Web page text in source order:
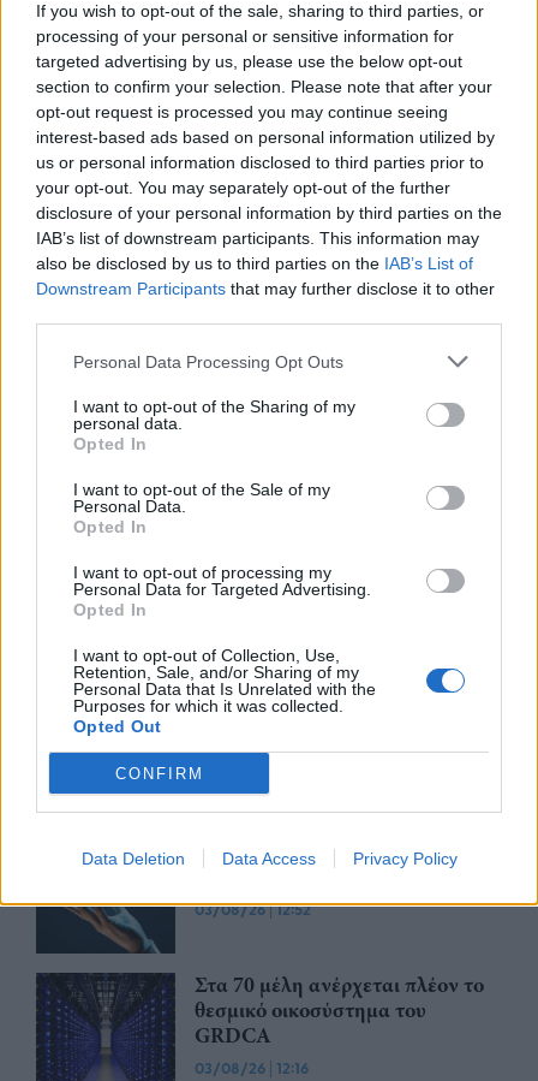
If you wish to opt-out of the sale, sharing to third parties, or
processing of your personal or sensitive information for
targeted advertising by us, please use the below opt-out
section to confirm your selection. Please note that after your
opt-out request is processed you may continue seeing
interest-based ads based on personal information utilized by
us or personal information disclosed to third parties prior to
your opt-out. You may separately opt-out of the further
disclosure of your personal information by third parties on the
IAB’s list of downstream participants. This information may
also be disclosed by us to third parties on the IAB’s List of
Downstream Participants that may further disclose it to other
Personal Data Processing Opt Outs
I want to opt-out of the Sharing of my
personal data.
Opted In
I want to opt-out of the Sale of my
Personal Data.
Opted In
I want to opt-out of processing my
Personal Data for Targeted Advertising.
Opted In
I want to opt-out of Collection, Use,
Retention, Sale, and/or Sharing of my
Personal Data that Is Unrelated with the
Purposes for which it was collected.
Opted Out
CONFIRM
Data Deletion Data Access Privacy Policy
TP Greece: Πώς διαμορφώνεται το
μέλλον του Insurance στην εποχή του AI
Η
Περισσότερα από το
Η TP απέσπασε διεθνή διάκριση
ως "Leader" για τις υπηρεσίες
Healthcare CXM
04/08/26|13:24
υιοθετηθεί από 7 στις 10
ελληνικές επιχειρήσεις
03/08/26|12:52
Στα 70 μέλη ανέρχεται πλέον το
θεσμικό οικοσύστημα του
GRDCA
03/08/26 | 12:16